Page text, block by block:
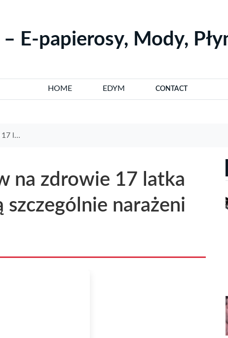
E-papierosy, Mody,
HOME EDYM CONTACT
na zdrowie 17 latka
narażeni